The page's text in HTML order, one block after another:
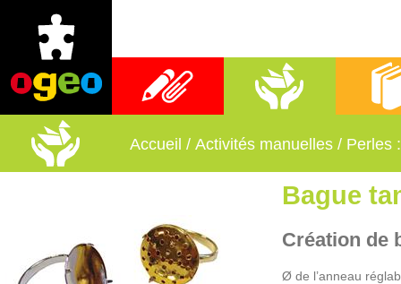
Fournitures scolaires Activités manuelles
Accueil / Activités manuelles / Perles
Bague
Création de
Ø de l’anneau